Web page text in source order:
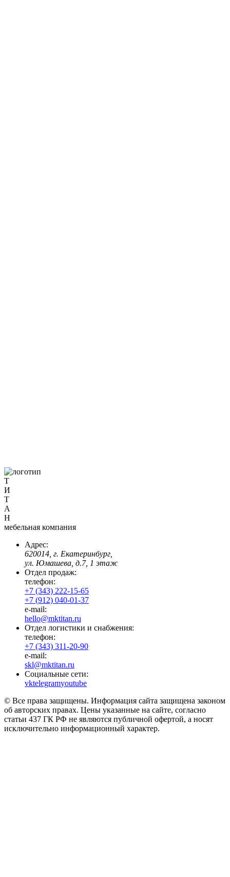
Т
И
Т
А
Н
мебельная компания
Адрес:
620014, г. Екатеринбург,
ул. Юмашева, д.7, 1 этаж
Отдел продаж:
телефон:
+7 (343) 222-15-65
+7 (912) 040-01-37
e-mail:
hello@mktitan.ru
Отдел логистики и снабжения:
телефон:
+7 (343) 311-20-90
e-mail:
skl@mktitan.ru
Социальные сети:
vktelegramyoutube
© Все права защищены. Информация сайта защищена законом
об авторских правах. Цены указанные на сайте, согласно
статьи 437 ГК РФ не являются публичной офертой, а носят
исключительно информационный характер.